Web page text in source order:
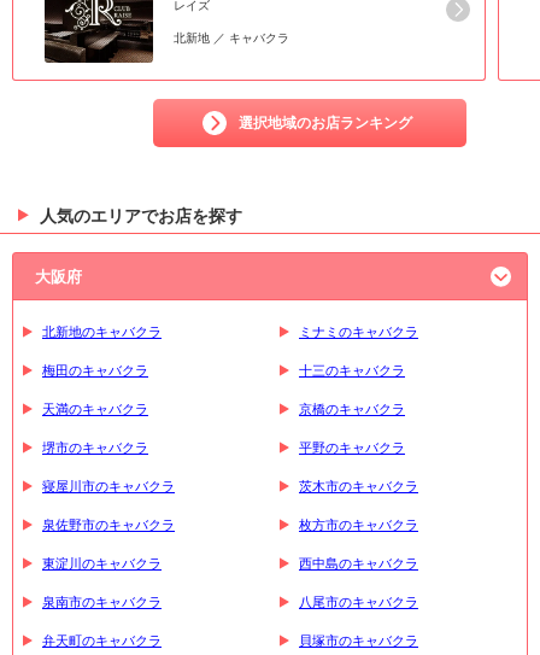
レイズ
北新地 ／ キャバクラ
選択地域のお店ランキング
人気のエリアでお店を探す
大阪府
北新地のキャバクラ ミナミのキャバクラ
梅田のキャバクラ 十三のキャバクラ
天満のキャバクラ 京橋のキャバクラ
堺市のキャバクラ 平野のキャバクラ
寝屋川市のキャバクラ 茨木市のキャバクラ
泉佐野市のキャバクラ 枚方市のキャバクラ
東淀川のキャバクラ 西中島のキャバクラ
泉南市のキャバクラ 八尾市のキャバクラ
弁天町のキャバクラ 貝塚市のキャバクラ